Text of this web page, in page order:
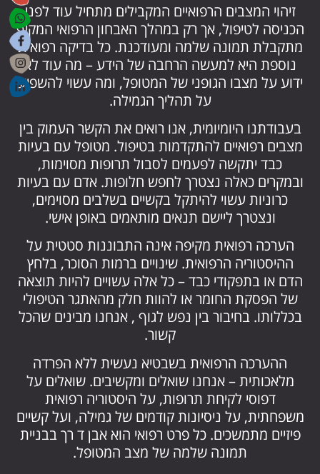
זיהוי המצבים הרפואיים המקבילים מתחיל עוד לפני
הכניסה לטיפול, אך רק במהלך האבחון הרפואי המקיף
מתקבלת תמונה שלמה ומעודכנת. כל בדיקה רפואית
נוספת היא למעשה הרחבה של הידע – מה עוד לא
ידוע על מצבו הגופני של המטופל, ומה עשוי להשפיע
על תהליך הגמילה.
בעבודתנו היומיומית, אנו רואים את הקשר העמוק בין
מצבים רפואיים להתקדמות בטיפול. מטופל עם בעיות
כבד יתקשה לפעמים לסבול תרופות מסוימות,
ובמקרים כאלה נצטרך לחפש חלופות. אדם עם בעיות
כרוניות עשוי להיתקל בקשיים בשלבים מסוימים,
ונצטרך ליישם תנאים מותאמים באופן אישי.
הערכה רפואית מקיפה אינה התבוננות סטטית על
ההיסטוריה הרפואית. שינויים ברמות הסוכר, בלחץ
הדם או בתפקודי כבד – כל אלה עשויים להיות תוצאה
של הפסקת החומר או להוות חלק מהאתגר הטיפולי
בכללותו. בחיבור בין נפש לגוף , אנחנו מבינים שהכל
קשור.
ההערכה הרפואית בשבטיא נעשית ללא הפרדה
מלאכותית – אנחנו שואלים ומקשיבים. שואלים על
דפוסי לקיחת תרופות, על היסטוריה רפואית
משפחתית, על ניסיונות קודמים של גמילה, ועל קשיים
פיזיים מתמשכים. כל פרט רפואי הוא אבן ד רך בבניית
תמונה שלמה של מצב המטופל.